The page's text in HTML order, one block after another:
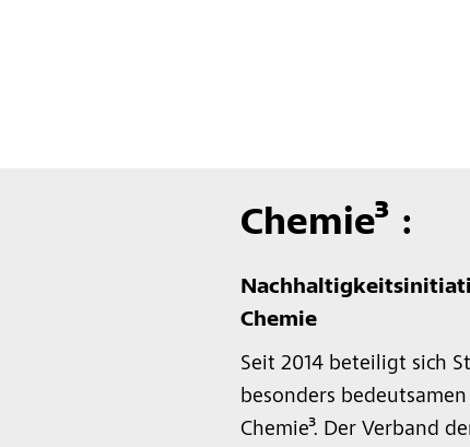
Chemie³ :
Chemie
Seit 2014 beteiligt sich
besonders
Chemie³. Der Verband